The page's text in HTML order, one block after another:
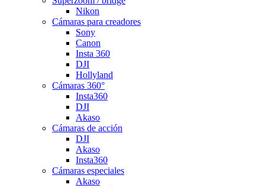
Nikon
Cámaras para creadores
Sony
Canon
Insta 360
DJI
Hollyland
Cámaras 360°
Insta360
DJI
Akaso
Cámaras de acción
DJI
Akaso
Insta360
Cámaras especiales
Akaso